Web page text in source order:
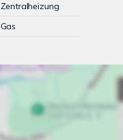
Zentralheizung
Gas